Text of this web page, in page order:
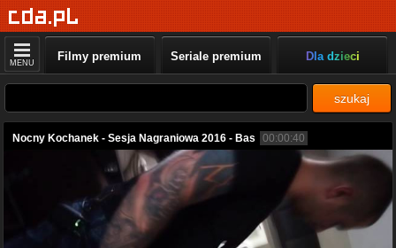
MENU Filmy premium Seriale premium Dla dzieci
szukaj
Nocny Kochanek - Sesja Nagraniowa 2016 - Bas 00:00:40